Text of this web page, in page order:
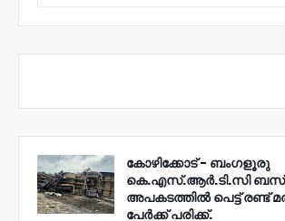
കോഴിക്കോട് - ബംഗളൂരു
കെ.എസ്.ആർ.ടി.സി ബസ്
അപകടത്തിൽ പെട്ട് രണ്ട്
പേർക്ക് പരിക്ക്.